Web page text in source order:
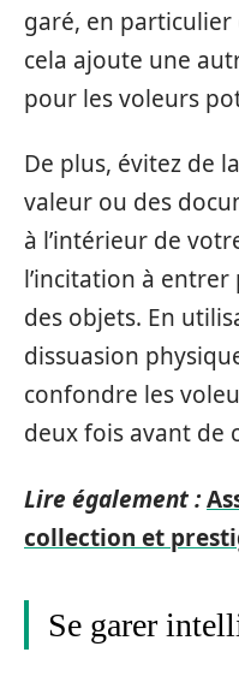
garé, en particulier
cela ajoute une
pour les voleurs
De plus, évitez de
valeur ou des
à l’intérieur de
l’incitation à
des objets. En
dissuasion
confondre les
deux fois avant de
Lire également :
collection et
Se garer